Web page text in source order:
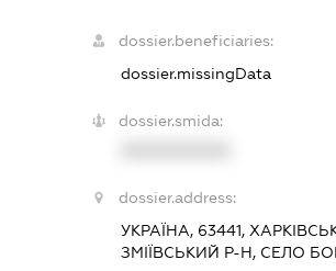
dossier.beneficiaries:
dossier.missingData
dossier.smida:
dossier.address:
УКРАЇНА, 63441,
ЗМІЇВСЬКИЙ Р-Н, СЕЛО